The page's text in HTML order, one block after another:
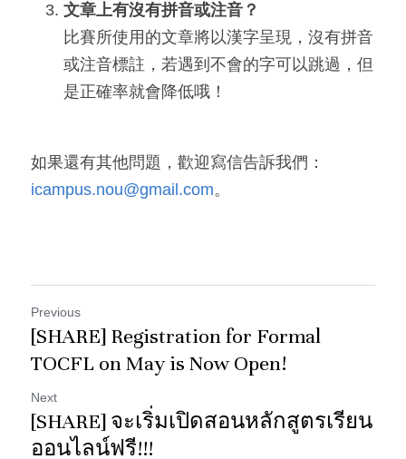
文章上有沒有拼音或注音？
比賽所使用的文章將以漢字呈現，沒有拼音
或注音標註，若遇到不會的字可以跳過，但
是正確率就會降低哦！
如果還有其他問題，歡迎寫信告訴我們：
icampus.nou@gmail.com。
Previous
[SHARE] Registration for Formal
TOCFL on May is Now Open!
Next
[SHARE] จะเริ่มเปิดสอนหลักสูตรเรียน
ออนไลน์ฟรี!!!